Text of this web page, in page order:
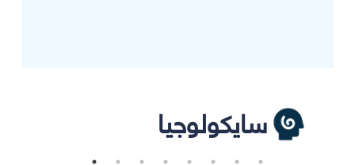
سايكولوجيا